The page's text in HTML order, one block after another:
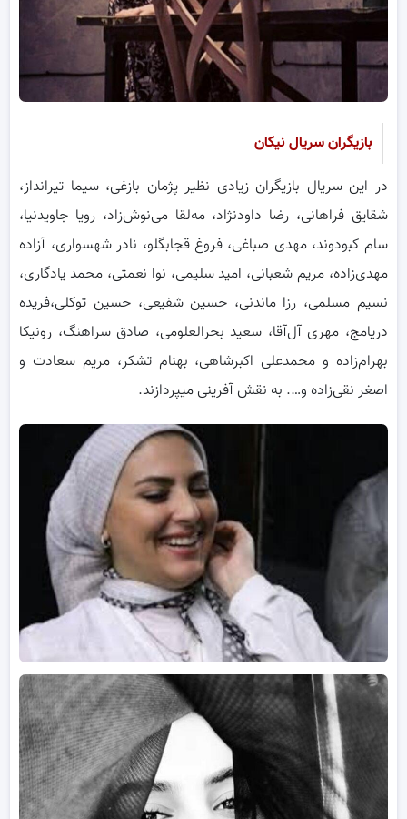
بازیگران سریال نیکان
در این سریال بازیگران زیادی نظیر پژمان بازغی، سیما تیرانداز،
شقایق فراهانی، رضا داودنژاد، مه‌لقا می‌نوش‌زاد، رویا جاویدنیا،
سام کبودوند، مهدی صباغی، فروغ قجابگلو، نادر شهسواری، آزاده
مهدی‌زاده، مریم شعبانی، امید سلیمی، نوا نعمتی، محمد یادگاری،
نسیم مسلمی، رزا ماندنی، حسین شفیعی، حسین توکلی،فریده
دریامج، مهری آل‌آقا، سعید بحرالعلومی، صادق سراهنگ، رونیکا
بهرام‌زاده و محمدعلی اکبرشاهی، بهنام تشکر، مریم سعادت و
اصغر نقی‌زاده و…. به نقش آفرینی میپردازند.